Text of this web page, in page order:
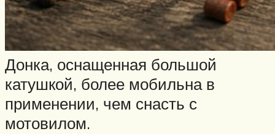
Донка, оснащенная большой
катушкой, более мобильна в
применении, чем снасть с
мотовилом.